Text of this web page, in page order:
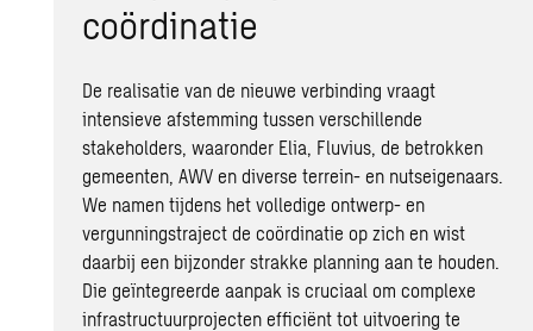
coördinatie
De realisatie van de nieuwe verbinding vraagt
intensieve afstemming tussen verschillende
stakeholders, waaronder Elia, Fluvius, de betrokken
gemeenten, AWV en diverse terrein- en nutseigenaars.
We namen tijdens het volledige ontwerp- en
vergunningstraject de coördinatie op zich en wist
daarbij een bijzonder strakke planning aan te houden.
Die geïntegreerde aanpak is cruciaal om complexe
infrastructuurprojecten efficiënt tot uitvoering te